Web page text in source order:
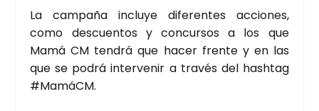
La cam­pa­ña inclu­ye dife­ren­tes accio­nes,
como des­cuen­tos y con­cur­sos a los que
Mamá CM ten­drá que hacer fren­te y en las
que se podrá inter­ve­nir a tra­vés del hash­tag
#MamáCM.